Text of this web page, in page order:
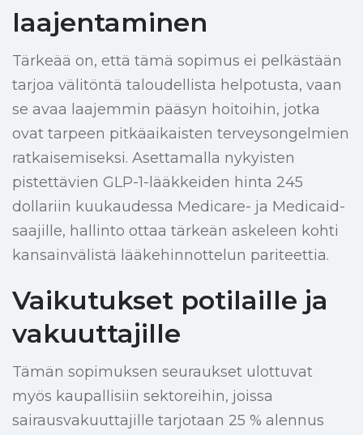
laajentaminen
Tärkeää on, että tämä sopimus ei pelkästään
tarjoa välitöntä taloudellista helpotusta, vaan
se avaa laajemmin pääsyn hoitoihin, jotka
ovat tarpeen pitkäaikaisten terveysongelmien
ratkaisemiseksi. Asettamalla nykyisten
pistettävien GLP-1-lääkkeiden hinta 245
dollariin kuukaudessa Medicare- ja Medicaid-
saajille, hallinto ottaa tärkeän askeleen kohti
kansainvälistä lääkehinnottelun pariteettia.
Vaikutukset potilaille ja
vakuuttajille
Tämän sopimuksen seuraukset ulottuvat
myös kaupallisiin sektoreihin, joissa
sairausvakuuttajille tarjotaan 25 % alennus